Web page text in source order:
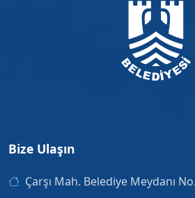
Bize Ulaşın
Çarşı Mah. Belediye Meydanı